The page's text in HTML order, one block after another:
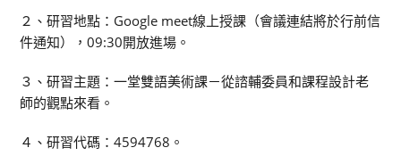
２、研習地點：Google meet線上授課（會議連結將於行前信
件通知），09:30開放進場。
３、研習主題：一堂雙語美術課－從諮輔委員和課程設計老
師的觀點來看。
４、研習代碼：4594768。